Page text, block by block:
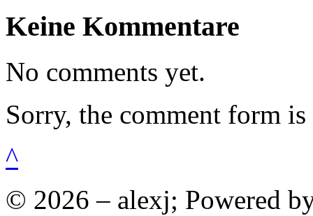
Keine Kommentare
No comments yet.
Sorry, the comment form
^
© 2026 – alexj; Powered